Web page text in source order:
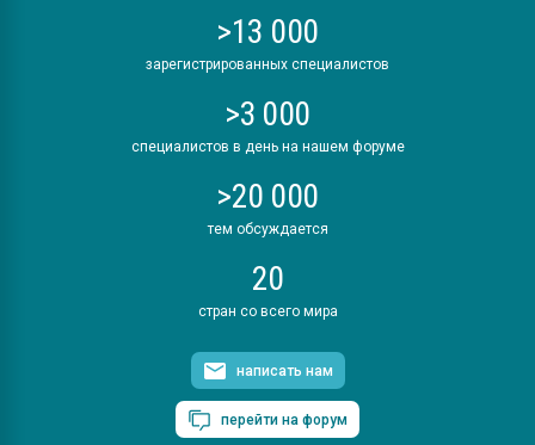
>13 000
зарегистрированных специалистов
>3 000
специалистов в день на нашем форуме
>20 000
тем обсуждается
20
стран со всего мира
написать нам
перейти на форум